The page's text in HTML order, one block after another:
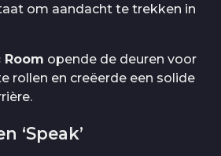
om aandacht te trekken in
Room opende de deuren voor
rollen en creëerde een solide
‘Speak’